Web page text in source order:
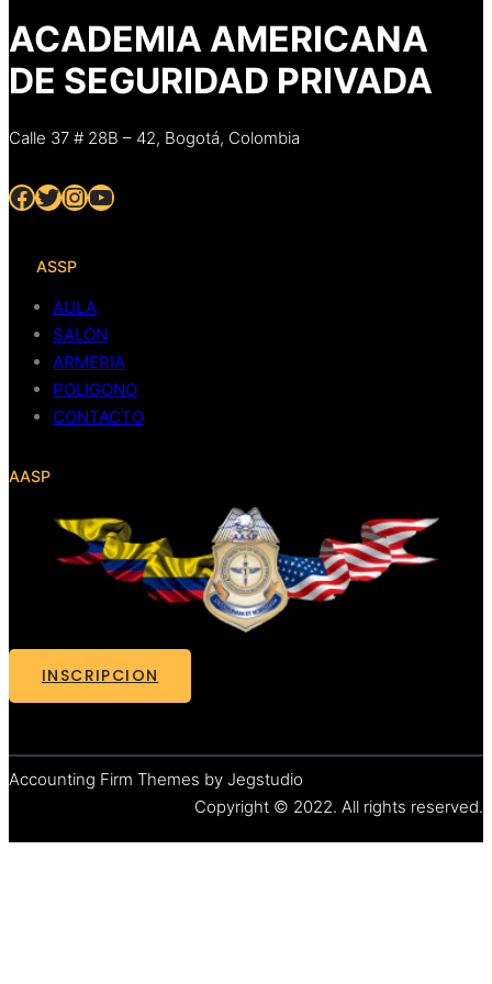
ACADEMIA AMERICANA
DE SEGURIDAD PRIVADA
Calle 37 # 28B – 42, Bogotá, Colombia
Facebook Twitter InstagramYouTube
ASSP
AULA
SALON
ARMERIA
POLIGONO
CONTACTO
AASP
INSCRIPCION
Accounting Firm Themes by Jegstudio
Copyright © 2022. All rights reserved.